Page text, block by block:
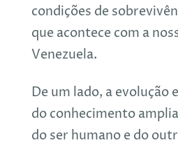
condições de
que acontece com a
Venezuela.
De um lado, a evolução
do conhecimento
do ser humano e do